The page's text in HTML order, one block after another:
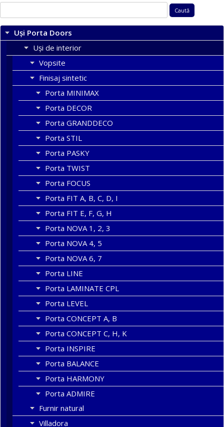
după:
Uși Porta Doors
Uși de interior
Vopsite
Finisaj sintetic
Porta MINIMAX
Porta DECOR
Porta GRANDDECO
Porta STIL
Porta PASKY
Porta TWIST
Porta FOCUS
Porta FIT A, B, C, D, I
Porta FIT E, F, G, H
Porta NOVA 1, 2, 3
Porta NOVA 4, 5
Porta NOVA 6, 7
Porta LINE
Porta LAMINATE CPL
Porta LEVEL
Porta CONCEPT A, B
Porta CONCEPT C, H, K
Porta INSPIRE
Porta BALANCE
Porta HARMONY
Porta ADMIRE
Furnir natural
Villadora